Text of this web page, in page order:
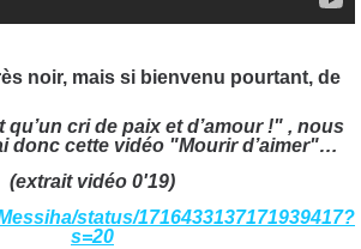
noir, mais si bienvenu pourtant, de
qu’un cri de paix et d’amour !" , nous
donc cette vidéo "Mourir d’aimer"…
(extrait vidéo 0'19)
status/1716433137171939417?
s=20